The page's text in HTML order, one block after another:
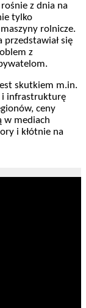
z dnia na
tylko
rolnicze.
się
z
skutkiem m.in.
i infrastrukturę
ceny
w mediach
i kłótnie na